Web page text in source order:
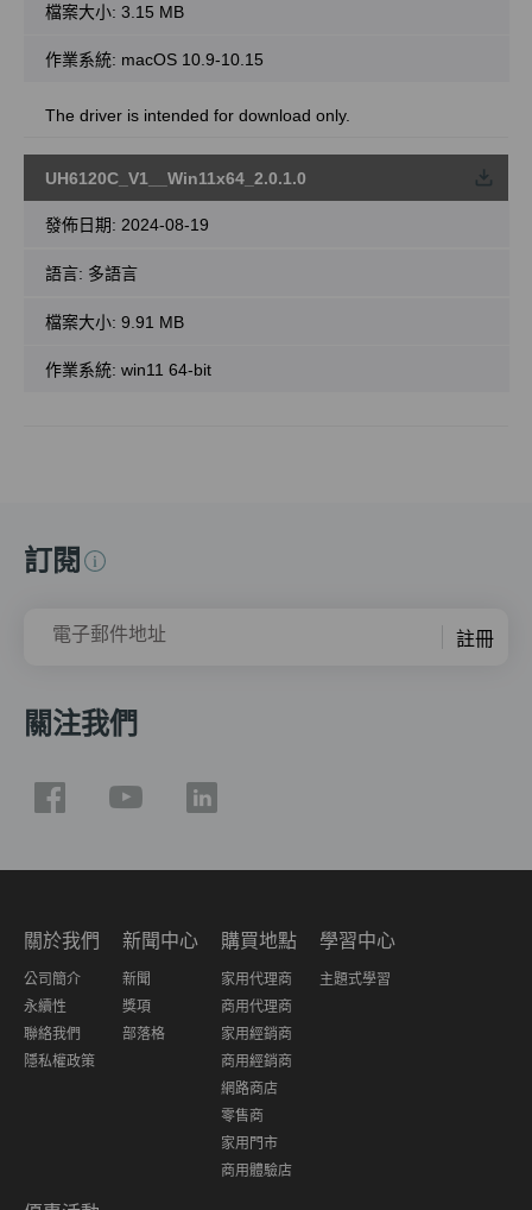
檔案大小: 3.15 MB
作業系統: macOS 10.9-10.15
The driver is intended for download only.
UH6120C_V1__Win11x64_2.0.1.0
發佈日期: 2024-08-19
語言: 多語言
檔案大小: 9.91 MB
作業系統: win11 64-bit
訂閱
電子郵件地址 註冊
關注我們
關於我們
公司簡介
永續性
聯絡我們
隱私權政策
新聞中心
新聞
獎項
部落格
購買地點
家用代理商
商用代理商
家用經銷商
商用經銷商
網路商店
零售商
家用門市
商用體驗店
學習中心
主題式學習